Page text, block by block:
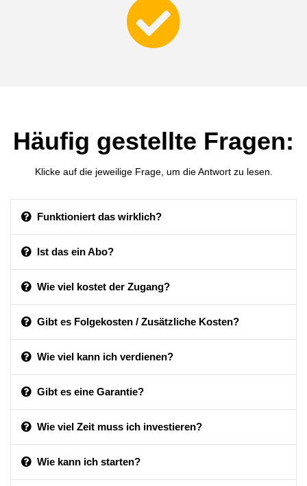
Häufig gestellte Fragen:
Klicke auf die jeweilige Frage, um die Antwort zu lesen.
Funktioniert das wirklich?
Ist das ein Abo?
Wie viel kostet der Zugang?
Gibt es Folgekosten / Zusätzliche Kosten?
Wie viel kann ich verdienen?
Gibt es eine Garantie?
Wie viel Zeit muss ich investieren?
Wie kann ich starten?